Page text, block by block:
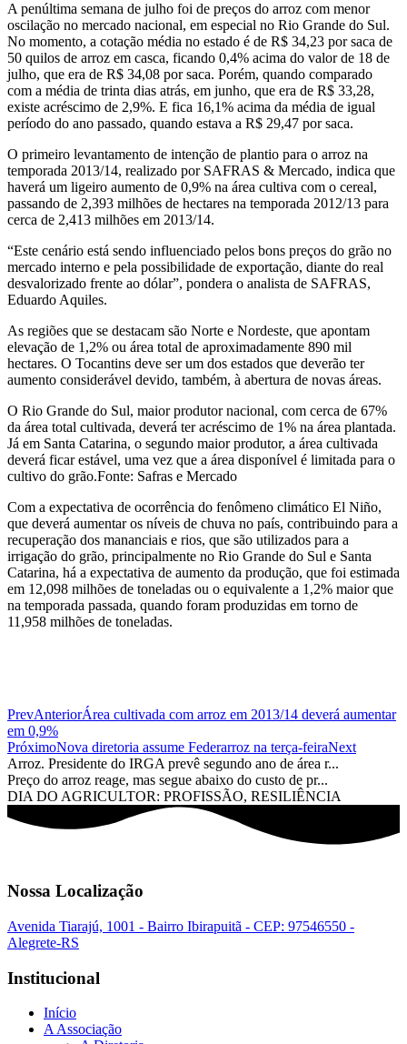
A penúltima semana de julho foi de preços do arroz com menor
oscilação no mercado nacional, em especial no Rio Grande do Sul.
No momento, a cotação média no estado é de R$ 34,23 por saca de
50 quilos de arroz em casca, ficando 0,4% acima do valor de 18 de
julho, que era de R$ 34,08 por saca. Porém, quando comparado
com a média de trinta dias atrás, em junho, que era de R$ 33,28,
existe acréscimo de 2,9%. E fica 16,1% acima da média de igual
período do ano passado, quando estava a R$ 29,47 por saca.
O primeiro levantamento de intenção de plantio para o arroz na
temporada 2013/14, realizado por SAFRAS & Mercado, indica que
haverá um ligeiro aumento de 0,9% na área cultiva com o cereal,
passando de 2,393 milhões de hectares na temporada 2012/13 para
cerca de 2,413 milhões em 2013/14.
“Este cenário está sendo influenciado pelos bons preços do grão no
mercado interno e pela possibilidade de exportação, diante do real
desvalorizado frente ao dólar”, pondera o analista de SAFRAS,
Eduardo Aquiles.
As regiões que se destacam são Norte e Nordeste, que apontam
elevação de 1,2% ou área total de aproximadamente 890 mil
hectares. O Tocantins deve ser um dos estados que deverão ter
aumento considerável devido, também, à abertura de novas áreas.
O Rio Grande do Sul, maior produtor nacional, com cerca de 67%
da área total cultivada, deverá ter acréscimo de 1% na área plantada.
Já em Santa Catarina, o segundo maior produtor, a área cultivada
deverá ficar estável, uma vez que a área disponível é limitada para o
cultivo do grão.Fonte: Safras e Mercado
Com a expectativa de ocorrência do fenômeno climático El Niño,
que deverá aumentar os níveis de chuva no país, contribuindo para a
recuperação dos mananciais e rios, que são utilizados para a
irrigação do grão, principalmente no Rio Grande do Sul e Santa
Catarina, há a expectativa de aumento da produção, que foi estimada
em 12,098 milhões de toneladas ou o equivalente a 1,2% maior que
na temporada passada, quando foram produzidas em torno de
11,958 milhões de toneladas.
PrevAnteriorÁrea cultivada com arroz em 2013/14 deverá aumentar
em 0,9%
PróximoNova diretoria assume Federarroz na terça-feiraNext
Arroz. Presidente do IRGA prevê segundo ano de área r...
Preço do arroz reage, mas segue abaixo do custo de pr...
DIA DO AGRICULTOR: PROFISSÃO, RESILIÊNCIA
Nossa Localização
Avenida Tiarajú, 1001 - Bairro Ibirapuitã - CEP: 97546550 -
Alegrete-RS
Institucional
Início
A Associação